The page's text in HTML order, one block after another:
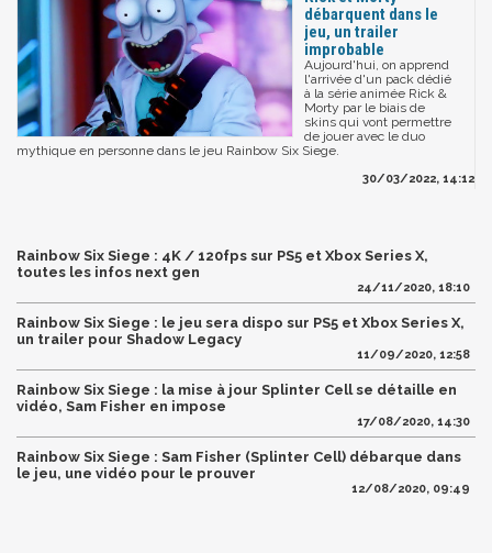
débarquent dans le
jeu, un trailer
improbable
Aujourd'hui, on apprend
l'arrivée d'un pack dédié
à la série animée Rick &
Morty par le biais de
skins qui vont permettre
de jouer avec le duo
mythique en personne dans le jeu Rainbow Six Siege.
30/03/2022, 14:12
Rainbow Six Siege : 4K / 120fps sur PS5 et Xbox Series X,
toutes les infos next gen
24/11/2020, 18:10
Rainbow Six Siege : le jeu sera dispo sur PS5 et Xbox Series X,
un trailer pour Shadow Legacy
11/09/2020, 12:58
Rainbow Six Siege : la mise à jour Splinter Cell se détaille en
vidéo, Sam Fisher en impose
17/08/2020, 14:30
Rainbow Six Siege : Sam Fisher (Splinter Cell) débarque dans
le jeu, une vidéo pour le prouver
12/08/2020, 09:49